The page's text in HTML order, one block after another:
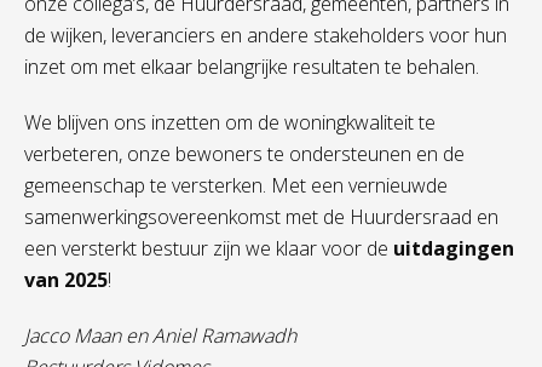
de wijken, leveranciers en andere stakeholders voor hun
inzet om met elkaar belangrijke resultaten te behalen.
We blijven ons inzetten om de woningkwaliteit te
verbeteren, onze bewoners te ondersteunen en de
gemeenschap te versterken. Met een vernieuwde
samenwerkingsovereenkomst met de Huurdersraad en
een versterkt bestuur zijn we klaar voor de uitdagingen
van 2025!
Jacco Maan en Aniel Ramawadh